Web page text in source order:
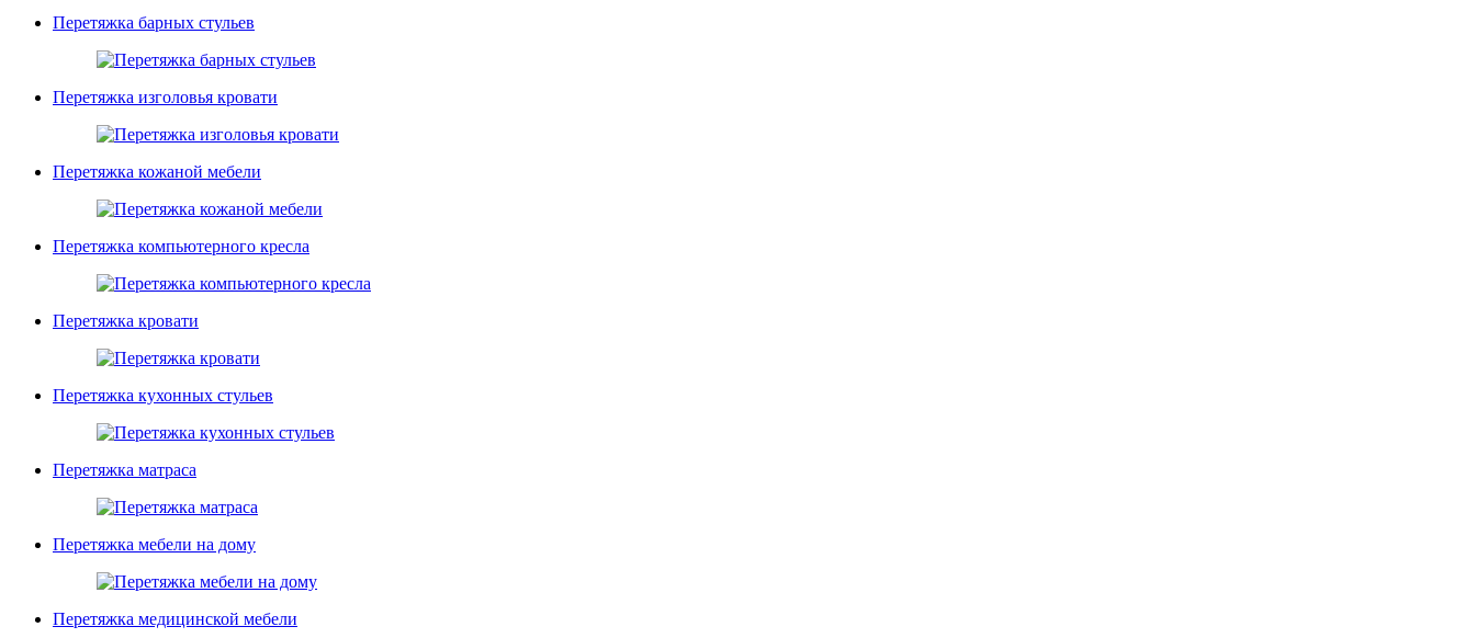
Перетяжка барных стульев
Перетяжка изголовья кровати
Перетяжка кожаной мебели
Перетяжка компьютерного кресла
Перетяжка кровати
Перетяжка кухонных стульев
Перетяжка матраса
Перетяжка мебели на дому
Перетяжка медицинской мебели